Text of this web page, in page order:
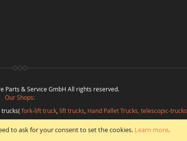
to ask for your consent to set the cookies. Learn more.
Parts & Service GmbH All rights reserved.
Our Shops:
fork-lift truck, lift trucks, Hand Pallet Trucks, telescopic-trucks